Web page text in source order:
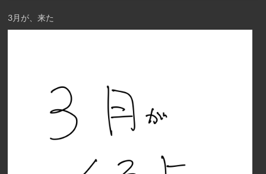
3月が、来た